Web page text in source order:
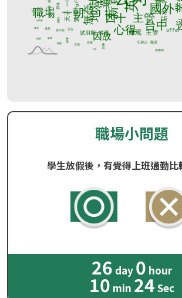
職場小問題
學生放假後，有覺得上班通勤比
26 day 0 hour
10 min 23 Sec